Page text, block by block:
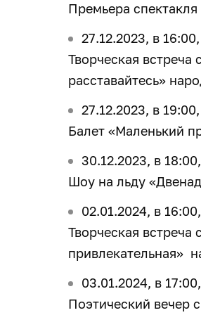
Премьера
27.12.2023, в
Творческая
расставайтесь»
27.12.2023, в
Балет «Маленький
30.12.2023, в
Шоу на льду
02.01.2024, в
Творческая
привлекательная»
03.01.2024, в
Поэтический вечер